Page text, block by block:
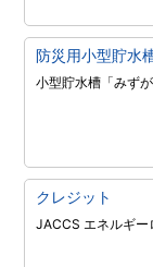
防災用小型貯水
小型貯水槽「みずが
クレジット
JACCS エネルギー